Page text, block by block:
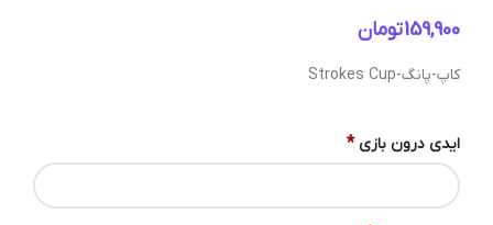
تومان
کاپ-پانگ-Strokes Cup
ایدی درون بازی *